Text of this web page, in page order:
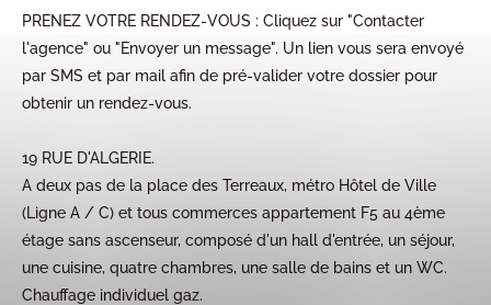
PRENEZ VOTRE RENDEZ-VOUS : Cliquez sur "Contacter
l'agence" ou "Envoyer un message". Un lien vous sera envoyé
par SMS et par mail afin de pré-valider votre dossier pour
obtenir un rendez-vous.
19 RUE D'ALGERIE.
A deux pas de la place des Terreaux, métro Hôtel de Ville
(Ligne A / C) et tous commerces appartement F5 au 4ème
étage sans ascenseur, composé d'un hall d'entrée, un séjour,
une cuisine, quatre chambres, une salle de bains et un WC.
Chauffage individuel gaz.